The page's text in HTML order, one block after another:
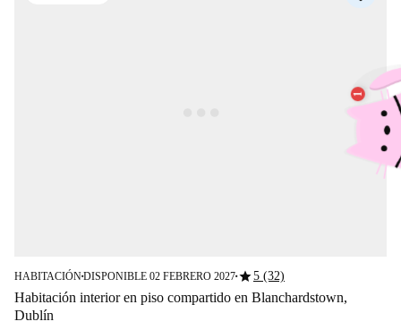
HABITACIÓN■DISPONIBLE 02 FEBRERO 2027■star5 (32)
Habitación interior en piso compartido en Blanchardstown,
Dublín